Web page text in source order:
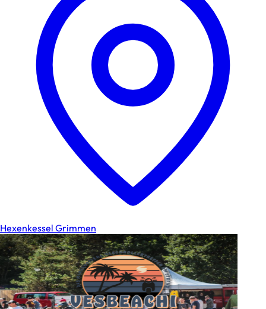
Hexenkessel Grimmen